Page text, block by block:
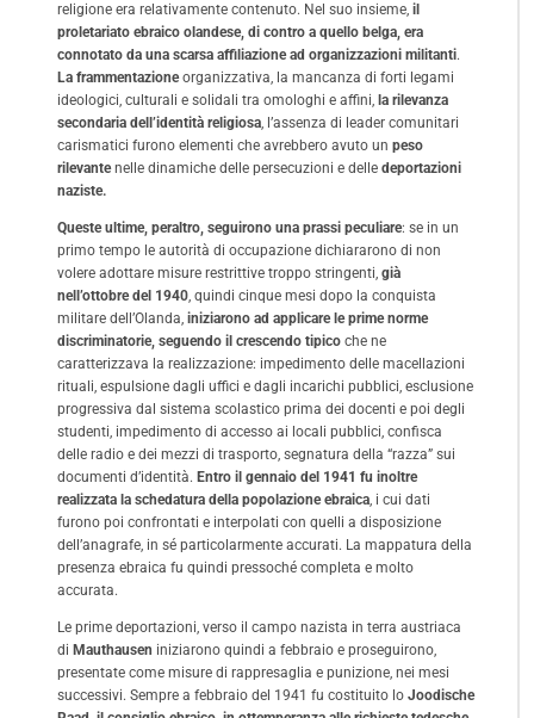
religione era relativamente contenuto. Nel suo insieme, il
proletariato ebraico olandese, di contro a quello belga, era
connotato da una scarsa affiliazione ad organizzazioni militanti.
La frammentazioneorganizzativa, la mancanza di forti legami
ideologici, culturali e solidali tra omologhi e affini, la rilevanza
secondaria dell’identità religiosa, l’assenza di leader comunitari
carismatici furono elementi che avrebbero avuto un peso
rilevantenelle dinamiche delle persecuzioni e delle deportazioni
naziste.
Queste ultime, peraltro, seguirono una prassi peculiare: se in un
primo tempo le autorità di occupazione dichiararono di non
volere adottare misure restrittive troppo stringenti, già
nell’ottobre del 1940, quindi cinque mesi dopo la conquista
militare dell’Olanda, iniziarono ad applicare le prime norme
discriminatorie, seguendo il crescendo tipico che ne
caratterizzava la realizzazione: impedimento delle macellazioni
rituali, espulsione dagli uffici e dagli incarichi pubblici, esclusione
progressiva dal sistema scolastico prima dei docenti e poi degli
studenti, impedimento di accesso ai locali pubblici, confisca
delle radio e dei mezzi di trasporto, segnatura della “razza” sui
documenti d’identità. Entro il gennaio del 1941 fu inoltre
realizzata la schedatura della popolazione ebraica, i cui dati
furono poi confrontati e interpolati con quelli a disposizione
dell’anagrafe, in sé particolarmente accurati. La mappatura della
presenza ebraica fu quindi pressoché completa e molto
accurata.
Le prime deportazioni, verso il campo nazista in terra austriaca
di Mauthausen iniziarono quindi a febbraio e proseguirono,
presentate come misure di rappresaglia e punizione, nei mesi
successivi. Sempre a febbraio del 1941 fu costituito lo Joodische